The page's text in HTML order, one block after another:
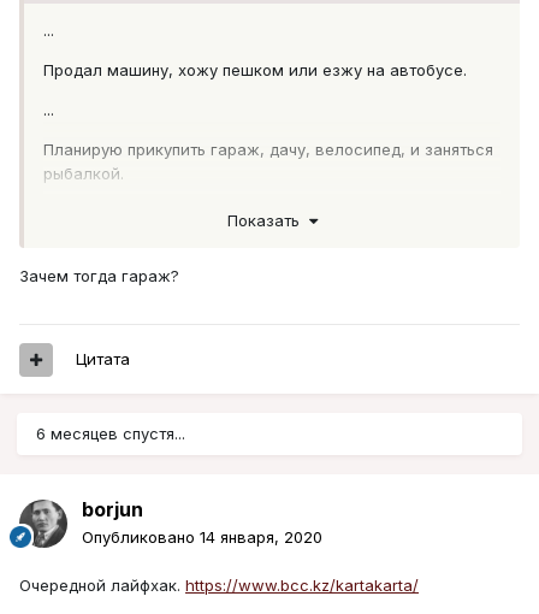
...
Продал машину, хожу пешком или езжу на автобусе.
...
Планирую прикупить гараж, дачу, велосипед, и заняться
рыбалкой.
Показать
Зачем тогда гараж?
Цитата
6 месяцев спустя...
borjun
Опубликовано 14 января, 2020
Очередной лайфхак. https://www.bcc.kz/kartakarta/